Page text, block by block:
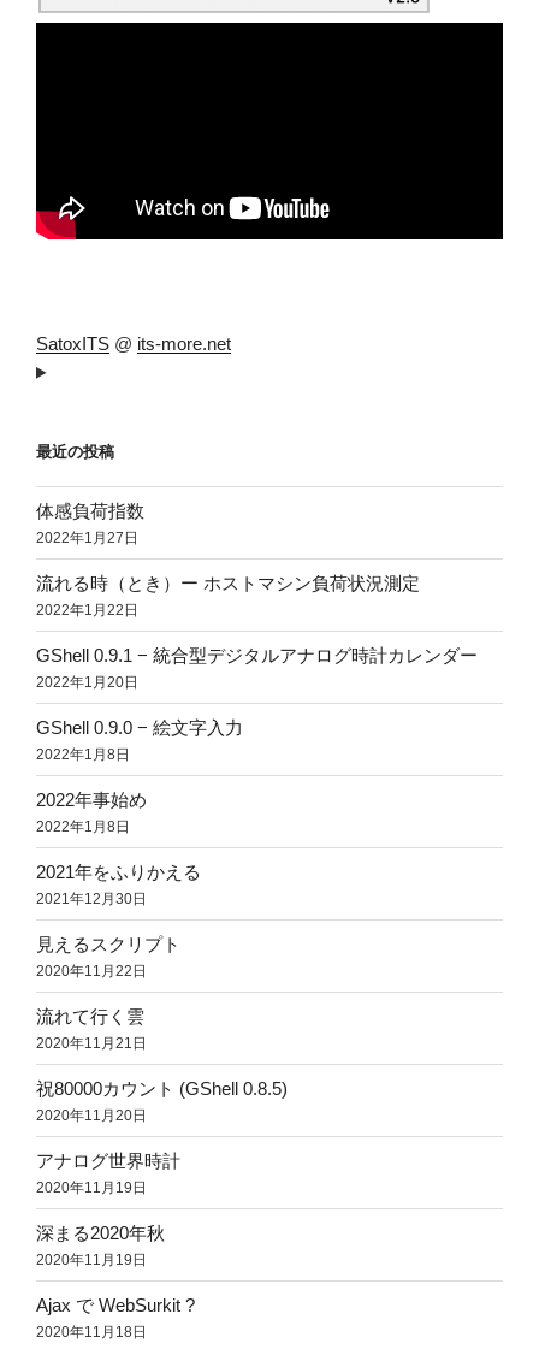
SatoxITS @ its-more.net
最近の投稿
体感負荷指数
2022年1月27日
流れる時（とき）ー ホストマシン負荷状況測定
2022年1月22日
GShell 0.9.1 − 統合型デジタルアナログ時計カレンダー
2022年1月20日
GShell 0.9.0 − 絵文字入力
2022年1月8日
2022年事始め
2022年1月8日
2021年をふりかえる
2021年12月30日
見えるスクリプト
2020年11月22日
流れて行く雲
2020年11月21日
祝80000カウント (GShell 0.8.5)
2020年11月20日
アナログ世界時計
2020年11月19日
深まる2020年秋
2020年11月19日
Ajax で WebSurkit ?
2020年11月18日